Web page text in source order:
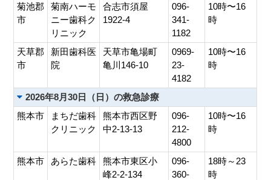
菊池郡
市
菊南ハーモ
ニー歯科ク
リニック
合志市須屋
1922-4
096-
341-
1182
10時〜16
時
天草郡
市
新田歯科医
院
天草市亀場町
亀川146-10
0969-
23-
4182
10時〜16
時
2026年8月30日（日）の救急診療
熊本市
まちだ歯科
クリニック
熊本市西区野
中2-13-13
096-
212-
4800
10時〜16
時
熊本市 あらた歯科
熊本市東区小
峰2-2-134
096-
360-
18時～23
時